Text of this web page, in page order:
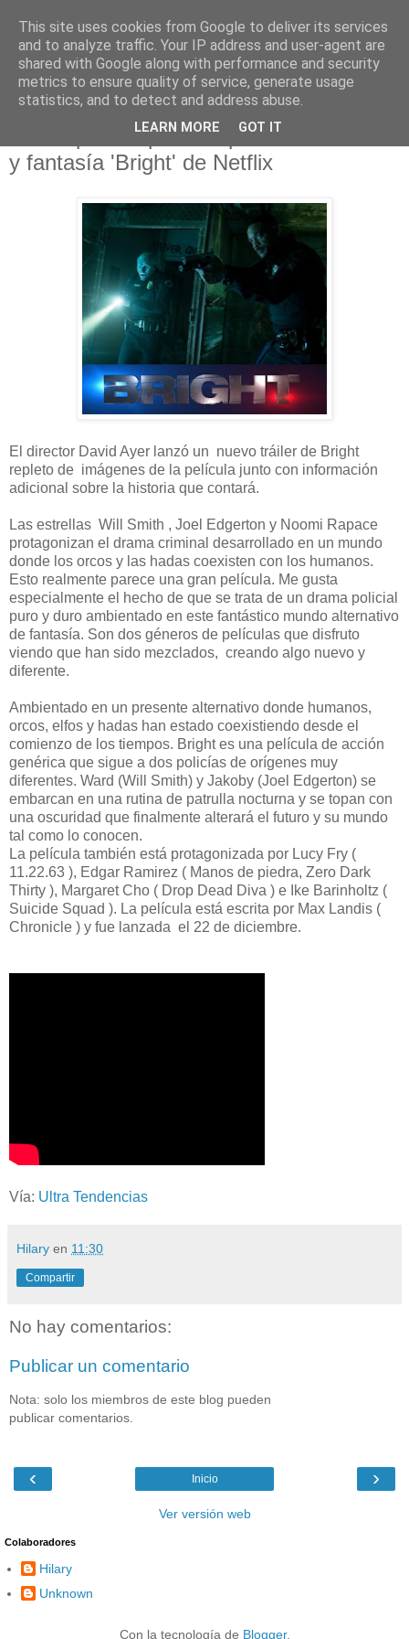
Tráiler para la película policial de acción
y fantasía 'Bright' de Netflix
El director David Ayer lanzó un nuevo tráiler de Bright
repleto de imágenes de la película junto con información
adicional sobre la historia que contará.
Las estrellas Will Smith , Joel Edgerton y Noomi Rapace
protagonizan el drama criminal desarrollado en un mundo
donde los orcos y las hadas coexisten con los humanos.
Esto realmente parece una gran película. Me gusta
especialmente el hecho de que se trata de un drama policial
puro y duro ambientado en este fantástico mundo alternativo
de fantasía. Son dos géneros de películas que disfruto
viendo que han sido mezclados, creando algo nuevo y
diferente.
Ambientado en un presente alternativo donde humanos,
orcos, elfos y hadas han estado coexistiendo desde el
comienzo de los tiempos. Bright es una película de acción
genérica que sigue a dos policías de orígenes muy
diferentes. Ward (Will Smith) y Jakoby (Joel Edgerton) se
embarcan en una rutina de patrulla nocturna y se topan con
una oscuridad que finalmente alterará el futuro y su mundo
tal como lo conocen.
La película también está protagonizada por Lucy Fry (
11.22.63 ), Edgar Ramirez ( Manos de piedra, Zero Dark
Thirty ), Margaret Cho ( Drop Dead Diva ) e Ike Barinholtz (
Suicide Squad ). La película está escrita por Max Landis (
Chronicle ) y fue lanzada el 22 de diciembre.
Vía: Ultra Tendencias
Hilary en 11:30
Compartir
No hay comentarios:
Publicar un comentario
Nota: solo los miembros de este blog pueden
publicar comentarios.
‹ ›
Inicio
Ver versión web
Colaboradores
Hilary
Unknown
Con la tecnología de Blogger.
This site uses cookies from Google to deliver its services
and to analyze traffic. Your IP address and user-agent are
shared with Google along with performance and security
metrics to ensure quality of service, generate usage
statistics, and to detect and address abuse.
LEARN MORE GOT IT